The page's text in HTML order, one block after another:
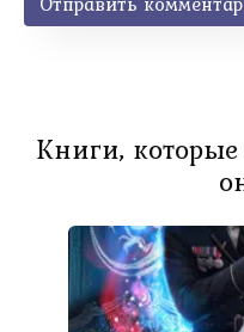
Книги, которые